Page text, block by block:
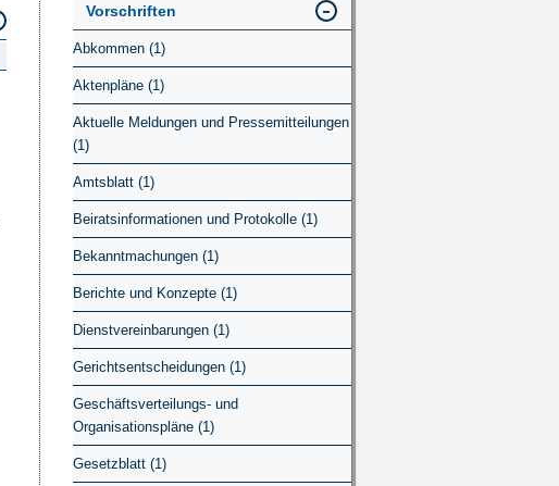
Vorschriften
Abkommen (1)
Aktenpläne (1)
Aktuelle Meldungen und Pressemitteilungen
(1)
Amtsblatt (1)
Beiratsinformationen und Protokolle (1)
Bekanntmachungen (1)
Berichte und Konzepte (1)
Dienstvereinbarungen (1)
Gerichtsentscheidungen (1)
Geschäftsverteilungs- und
Organisationspläne (1)
Gesetzblatt (1)